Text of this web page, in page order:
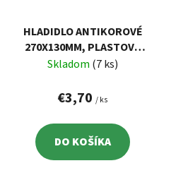
HLADIDLO ANTIKOROVÉ
270X130MM, PLASTOVÁ
RUKOVÄŤ, ZUBY
Skladom (7 ks)
€3,70 / ks
DO KOŠÍKA